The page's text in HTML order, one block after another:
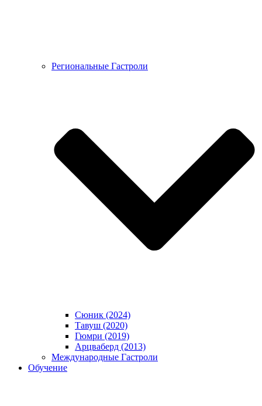
Региональные Гастроли
Сюник (2024)
Тавуш (2020)
Гюмри (2019)
Арцваберд (2013)
Международные Гастроли
Обучение